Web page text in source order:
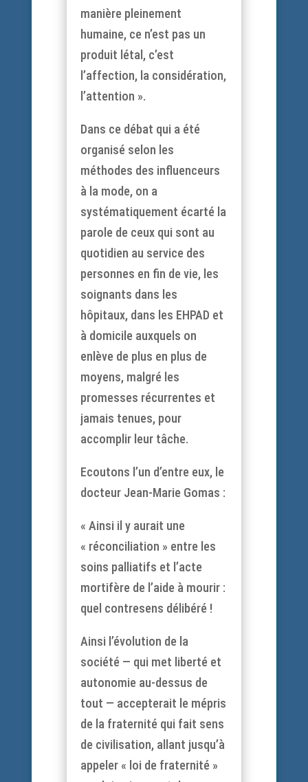
manière pleinement
humaine, ce n’est pas un
produit létal, c’est
l’affection, la considération,
l’attention ».
Dans ce débat qui a été
organisé selon les
méthodes des influenceurs
à la mode, on a
systématiquement écarté la
parole de ceux qui sont au
quotidien au service des
personnes en fin de vie, les
soignants dans les
hôpitaux, dans les EHPAD et
à domicile auxquels on
enlève de plus en plus de
moyens, malgré les
promesses récurrentes et
jamais tenues, pour
accomplir leur tâche.
Ecoutons l’un d’entre eux, le
docteur Jean-Marie Gomas :
« Ainsi il y aurait une
« réconciliation » entre les
soins palliatifs et l’acte
mortifère de l’aide à mourir :
quel contresens délibéré !
Ainsi l’évolution de la
société — qui met liberté et
autonomie au-dessus de
tout — accepterait le mépris
de la fraternité qui fait sens
de civilisation, allant jusqu’à
appeler « loi de fraternité »